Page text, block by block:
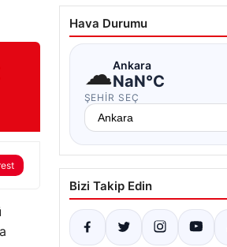
Hava Durumu
☁Ankara
NaN°C
ŞEHIR SEÇ
Bizi Takip Edin